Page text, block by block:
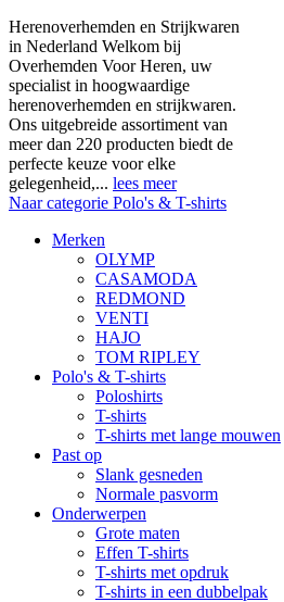
Herenoverhemden en Strijkwaren
in Nederland Welkom bij
Overhemden Voor Heren, uw
specialist in hoogwaardige
herenoverhemden en strijkwaren.
Ons uitgebreide assortiment van
meer dan 220 producten biedt de
perfecte keuze voor elke
gelegenheid,... lees meer
Naar categorie Polo's & T-shirts
Merken
OLYMP
CASAMODA
REDMOND
VENTI
HAJO
TOM RIPLEY
Polo's & T-shirts
Poloshirts
T-shirts
T-shirts met lange mouwen
Past op
Slank gesneden
Normale pasvorm
Onderwerpen
Grote maten
Effen T-shirts
T-shirts met opdruk
T-shirts in een dubbelpak